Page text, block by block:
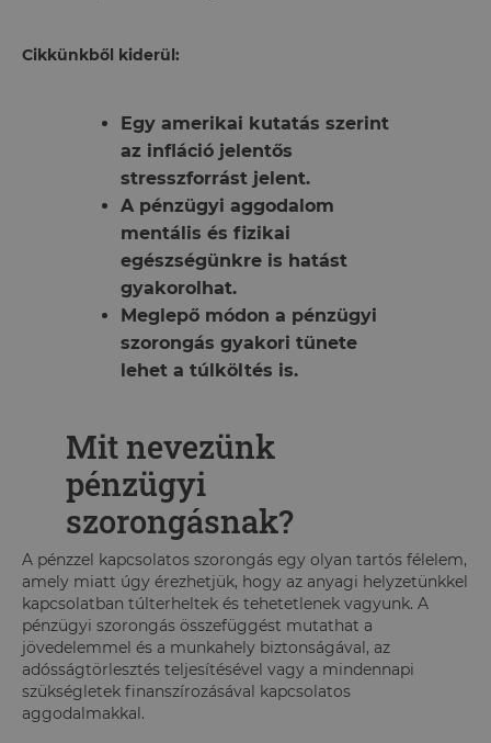
Cikkünkből kiderül:
Egy amerikai kutatás szerint
az infláció jelentős
stresszforrást jelent.
A pénzügyi aggodalom
mentális és fizikai
egészségünkre is hatást
gyakorolhat.
Meglepő módon a pénzügyi
szorongás gyakori tünete
lehet a túlköltés is.
Mit nevezünk
pénzügyi
szorongásnak?
A pénzzel kapcsolatos szorongás egy olyan tartós félelem,
amely miatt úgy érezhetjük, hogy az anyagi helyzetünkkel
kapcsolatban túlterheltek és tehetetlenek vagyunk. A
pénzügyi szorongás összefüggést mutathat a
jövedelemmel és a munkahely biztonságával, az
adósságtörlesztés teljesítésével vagy a mindennapi
szükségletek finanszírozásával kapcsolatos
aggodalmakkal.